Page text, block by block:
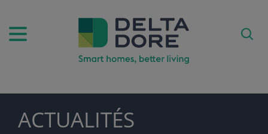
ACTUALITÉS